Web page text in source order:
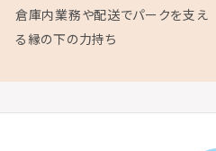
倉庫内業務や配送でパークを支え
る縁の下の力持ち